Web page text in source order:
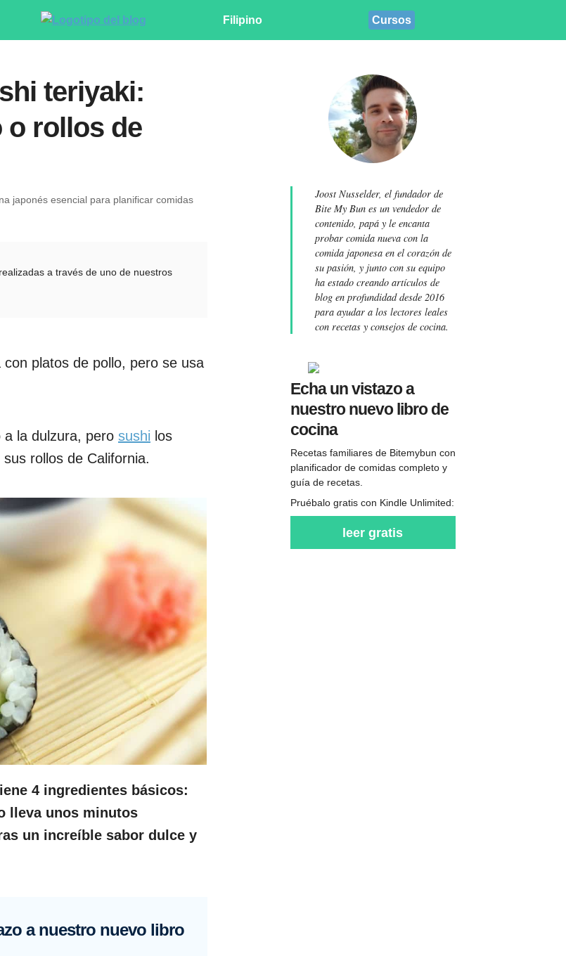
Filipino Cursos
teriyaki:
o rollos de
japonés esencial para planificar comidas
a través de uno de nuestros
platos de pollo, pero se usa
a la dulzura, pero sushi los
rollos de California.
4 ingredientes básicos:
lleva unos minutos
un increíble sabor dulce y
a nuestro nuevo libro
Joost Nusselder, el fundador de
Bite My Bun es un vendedor de
contenido, papá y le encanta
probar comida nueva con la
comida japonesa en el corazón de
su pasión, y junto con su equipo
ha estado creando artículos de
blog en profundidad desde 2016
para ayudar a los lectores leales
con recetas y consejos de cocina.
Echa un vistazo a
nuestro nuevo libro de
cocina
Recetas familiares de Bitemybun con
planificador de comidas completo y
guía de recetas.
Pruébalo gratis con Kindle Unlimited:
leer gratis